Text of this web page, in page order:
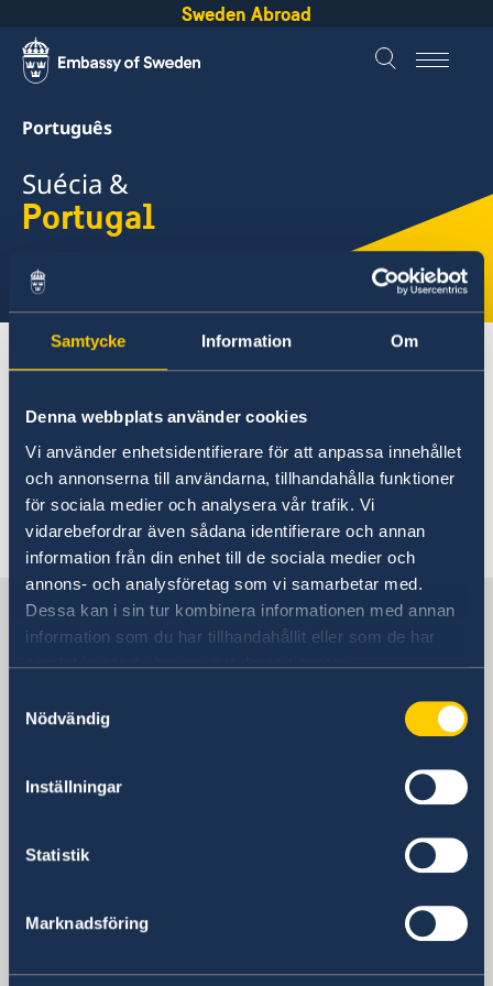
Samtycke Information Om
Denna webbplats använder cookies
Vi använder enhetsidentifierare för att anpassa innehållet
och annonserna till användarna, tillhandahålla funktioner
för sociala medier och analysera vår trafik. Vi
vidarebefordrar även sådana identifierare och annan
information från din enhet till de sociala medier och
annons- och analysföretag som vi samarbetar med.
Dessa kan i sin tur kombinera informationen med annan
information som du har tillhandahållit eller som de har
samlat in när du har använt deras tjänster.
Nödvändig
Inställningar
Statistik
Marknadsföring
Sweden Abroad
Português
Suécia &
Portugal
Selecione
aqui
Portugal
Visitar a Suécia
Residir na Suécia
Estudar na Suécia
Viajar com um animal de estimação
Visitar a Suécia
Suécia em Portugal
Telefone:
Ponta Delgada - Açores
Telefone:
Tavira